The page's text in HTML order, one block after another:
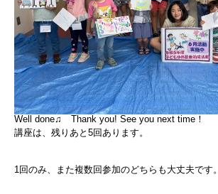
Well done♫ Thank you! See you next time！
講座は、残りあと5回あります。
1回のみ、また複数回参加のどちらも大丈夫です。